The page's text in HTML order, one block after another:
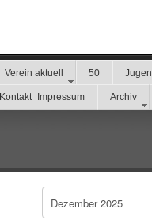
Verein aktuell 50
Kontakt_Impressum Archiv